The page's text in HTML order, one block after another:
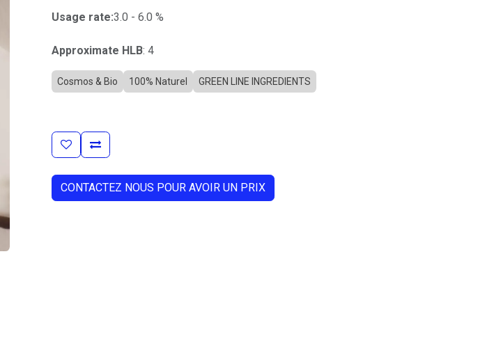
Usage rate:3.0 - 6.0 %
Approximate HLB: 4
Cosmos & Bio 100% Naturel GREEN LINE INGREDIENTS
CONTACTEZ NOUS POUR AVOIR UN PRIX